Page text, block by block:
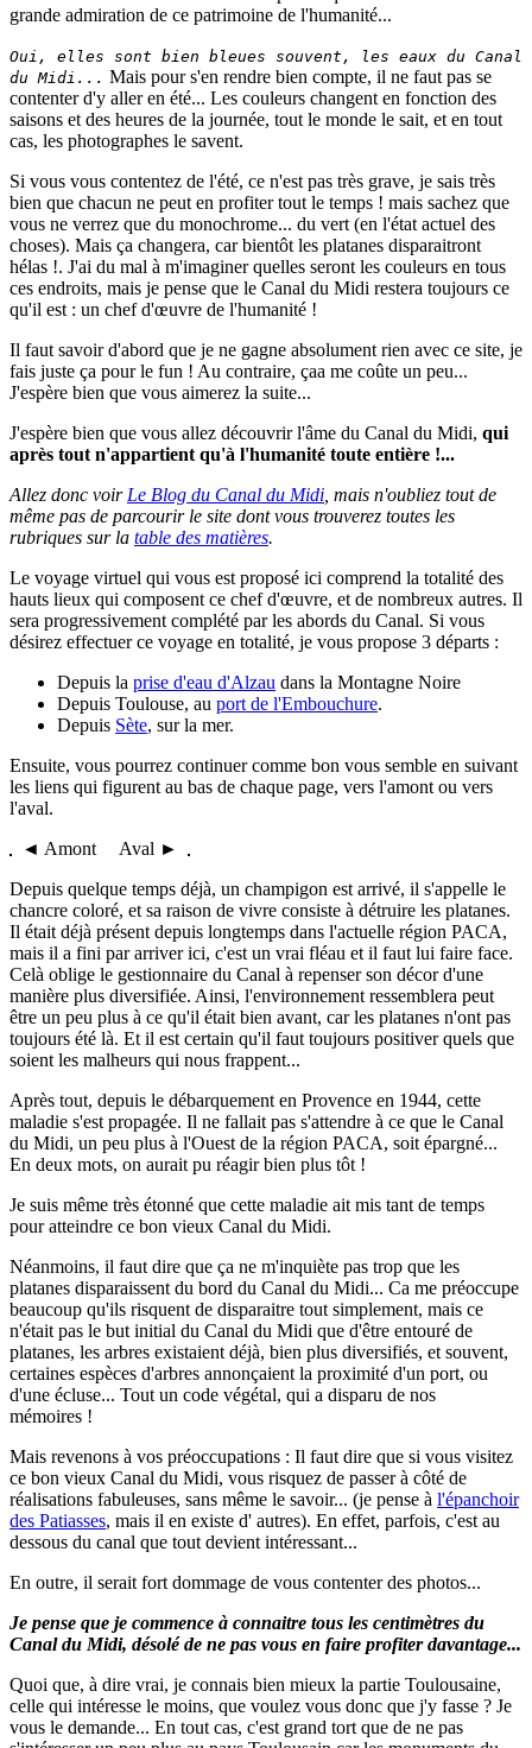
grande admiration de ce patrimoine de l'humanité...
Oui, elles sont bien bleues souvent, les eaux du Canal
du Midi... Mais pour s'en rendre bien compte, il ne faut pas se
contenter d'y aller en été... Les couleurs changent en fonction des
saisons et des heures de la journée, tout le monde le sait, et en tout
cas, les photographes le savent.
Si vous vous contentez de l'été, ce n'est pas très grave, je sais très
bien que chacun ne peut en profiter tout le temps ! mais sachez que
vous ne verrez que du monochrome... du vert (en l'état actuel des
choses). Mais ça changera, car bientôt les platanes disparaitront
hélas !. J'ai du mal à m'imaginer quelles seront les couleurs en tous
ces endroits, mais je pense que le Canal du Midi restera toujours ce
qu'il est : un chef d'œuvre de l'humanité !
Il faut savoir d'abord que je ne gagne absolument rien avec ce site, je
fais juste ça pour le fun ! Au contraire, çaa me coûte un peu...
J'espère bien que vous aimerez la suite...
J'espère bien que vous allez découvrir l'âme du Canal du Midi, qui
après tout n'appartient qu'à l'humanité toute entière !...
Allez donc voir Le Blog du Canal du Midi , mais n'oubliez tout de
même pas de parcourir le site dont vous trouverez toutes les
rubriques sur la table des matières.
Le voyage virtuel qui vous est proposé ici comprend la totalité des
hauts lieux qui composent ce chef d'œuvre, et de nombreux autres. Il
sera progressivement complété par les abords du Canal. Si vous
désirez effectuer ce voyage en totalité, je vous propose 3 départs :
Depuis la prise d'eau d'Alzau dans la Montagne Noire
Depuis Toulouse, au port de l'Embouchure.
Depuis Sète, sur la mer.
Ensuite, vous pourrez continuer comme bon vous semble en suivant
les liens qui figurent au bas de chaque page, vers l'amont ou vers
l'aval.
◄ Amont Aval ►
Depuis quelque temps déjà, un champigon est arrivé, il s'appelle le
chancre coloré, et sa raison de vivre consiste à détruire les platanes.
Il était déjà présent depuis longtemps dans l'actuelle région PACA,
mais il a fini par arriver ici, c'est un vrai fléau et il faut lui faire face.
Celà oblige le gestionnaire du Canal à repenser son décor d'une
manière plus diversifiée. Ainsi, l'environnement ressemblera peut
être un peu plus à ce qu'il était bien avant, car les platanes n'ont pas
toujours été là. Et il est certain qu'il faut toujours positiver quels que
soient les malheurs qui nous frappent...
Après tout, depuis le débarquement en Provence en 1944, cette
maladie s'est propagée. Il ne fallait pas s'attendre à ce que le Canal
du Midi, un peu plus à l'Ouest de la région PACA, soit épargné...
En deux mots, on aurait pu réagir bien plus tôt !
Je suis même très étonné que cette maladie ait mis tant de temps
pour atteindre ce bon vieux Canal du Midi.
Néanmoins, il faut dire que ça ne m'inquiète pas trop que les
platanes disparaissent du bord du Canal du Midi... Ca me préoccupe
beaucoup qu'ils risquent de disparaitre tout simplement, mais ce
n'était pas le but initial du Canal du Midi que d'être entouré de
platanes, les arbres existaient déjà, bien plus diversifiés, et souvent,
certaines espèces d'arbres annonçaient la proximité d'un port, ou
d'une écluse... Tout un code végétal, qui a disparu de nos
mémoires !
Mais revenons à vos préoccupations : Il faut dire que si vous visitez
ce bon vieux Canal du Midi, vous risquez de passer à côté de
réalisations fabuleuses, sans même le savoir... (je pense à l'épanchoir
des Patiasses, mais il en existe d' autres). En effet, parfois, c'est au
dessous du canal que tout devient intéressant...
En outre, il serait fort dommage de vous contenter des photos...
Je pense que je commence à connaitre tous les centimètres du
Canal du Midi, désolé de ne pas vous en faire profiter davantage...
Quoi que, à dire vrai, je connais bien mieux la partie Toulousaine,
celle qui intéresse le moins, que voulez vous donc que j'y fasse ? Je
vous le demande... En tout cas, c'est grand tort que de ne pas